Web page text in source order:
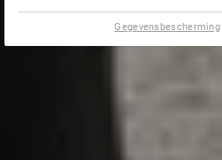
Gegevensbescherming